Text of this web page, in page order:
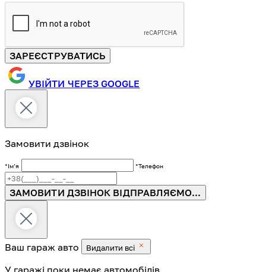
ЗАРЕЄСТРУВАТИСЬ
УВІЙТИ ЧЕРЕЗ GOOGLE
Замовити дзвінок
*Імʼя *Телефон
ЗАМОВИТИ ДЗВІНОК ВІДПРАВЛЯЄМО...
Ваш гараж авто Видалити всі
У гаражі поки немає автомобілів